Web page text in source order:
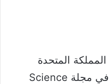
المتحدة
وجمهورية التشيك واليابان في مجلة Science